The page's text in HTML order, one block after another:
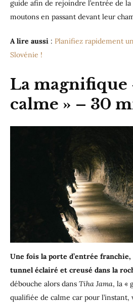
guide afin de rejoindre l’entrée de
moutons en passant devant leur
A lire aussi : Planifiez rapidement
Slovénie !
La magnifique
calme » – 30
Une fois la porte d’entrée
tunnel éclairé et creusé dans la
débouche alors dans Tiha Jama, la «
qualifiée de calme car pour l’instant,